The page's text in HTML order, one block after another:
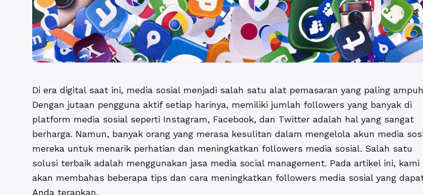
Di era digital saat ini, media sosial menjadi salah satu alat pemasaran yang paling
Dengan jutaan pengguna aktif setiap harinya, memiliki jumlah followers yang banyak di
platform media sosial seperti Instagram, Facebook, dan Twitter adalah hal yang sangat
berharga. Namun, banyak orang yang merasa kesulitan dalam mengelola akun media
mereka untuk menarik perhatian dan meningkatkan followers media sosial. Salah satu
solusi terbaik adalah menggunakan jasa media social management. Pada artikel ini, kami
akan membahas beberapa tips dan cara meningkatkan followers media sosialyang
Anda terapkan.